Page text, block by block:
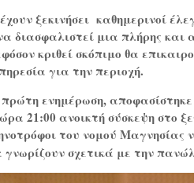
ξεκινήσει καθημερινοί
διασφαλιστεί μια πλήρης και
κριθεί σκόπιμο θα
για την περιοχή.
ενημέρωση,
21:00 ανοικτή σύσκεψη στο
του νομού
σχετικά με την